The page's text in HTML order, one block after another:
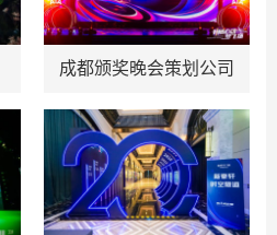
成都颁奖晚会策划公司